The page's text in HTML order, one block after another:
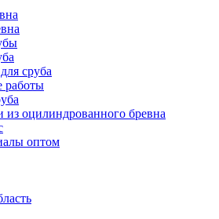
сруба
работы
из оцилиндрованного бревна
оптом